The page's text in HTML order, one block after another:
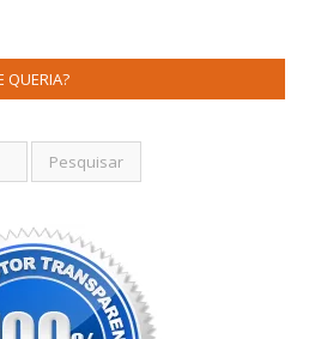
QUERIA?